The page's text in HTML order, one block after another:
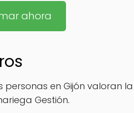
ahora
en Gijón valoran
Gestión.